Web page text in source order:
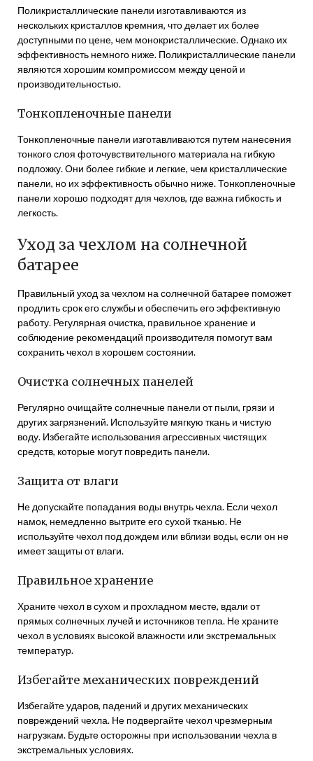
Поликристаллические панели изготавливаются из
нескольких кристаллов кремния, что делает их более
доступными по цене, чем монокристаллические. Однако их
эффективность немного ниже. Поликристаллические панели
являются хорошим компромиссом между ценой и
производительностью.
Тонкопленочные панели
Тонкопленочные панели изготавливаются путем нанесения
тонкого слоя фоточувствительного материала на гибкую
подложку. Они более гибкие и легкие, чем кристаллические
панели, но их эффективность обычно ниже. Тонкопленочные
панели хорошо подходят для чехлов, где важна гибкость и
легкость.
Уход за чехлом на солнечной
батарее
Правильный уход за чехлом на солнечной батарее поможет
продлить срок его службы и обеспечить его эффективную
работу. Регулярная очистка, правильное хранение и
соблюдение рекомендаций производителя помогут вам
сохранить чехол в хорошем состоянии.
Очистка солнечных панелей
Регулярно очищайте солнечные панели от пыли, грязи и
других загрязнений. Используйте мягкую ткань и чистую
воду. Избегайте использования агрессивных чистящих
средств, которые могут повредить панели.
Защита от влаги
Не допускайте попадания воды внутрь чехла. Если чехол
намок, немедленно вытрите его сухой тканью. Не
используйте чехол под дождем или вблизи воды, если он не
имеет защиты от влаги.
Правильное хранение
Храните чехол в сухом и прохладном месте, вдали от
прямых солнечных лучей и источников тепла. Не храните
чехол в условиях высокой влажности или экстремальных
температур.
Избегайте механических повреждений
Избегайте ударов, падений и других механических
повреждений чехла. Не подвергайте чехол чрезмерным
нагрузкам. Будьте осторожны при использовании чехла в
экстремальных условиях.